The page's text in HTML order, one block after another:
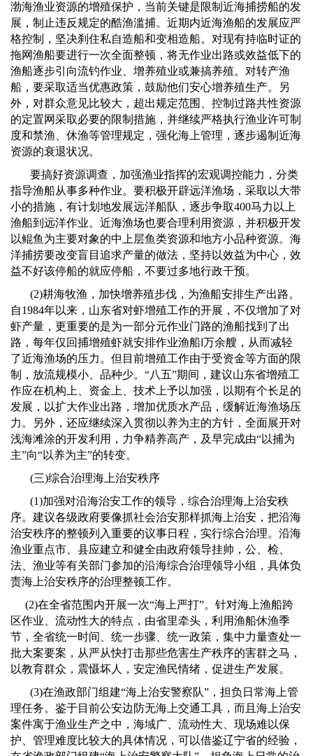
渤海渔业资源的增殖保护，当前关键是限制近海捕捞船的发
展，制止违反规定的酷渔滥捕。近期内近海渔船的发展应严
格控制，坚决刹住私自造船和变相造船。对现有持临时证的
拖网渔船要进行一次全面整顿，将无作业出路或效益低下的
渔船逐步引向流钓作业、增养殖业或兼搞养殖。对转产渔
船，要采取适当优惠政策，鼓励他们安心增养殖生产。另
外，对群众意见比较大，超出规定范围、控制过路共性资源
的定置网采取必要的限制措施，并继续严格执行渔业许可制
度和禁渔、休渔等管理规定，强化海上管理，逐步遏制近海
资源的衰退状况。
要搞好资源调查，加强渔业指挥的宏观调控能力，分类
指导渔船从事多种作业。要积极开辟远洋渔场，采取以大带
小的措施，有计划地发展远洋船队，逐步争取400马力以上
渔船到远洋作业。近海渔场也要合理利用资源，并积极开发
以鲲鱼为主要对象的中上层鱼类资源和地方小品种资源。海
洋捕捞要改变盲目追求产量的做法，坚持以效益为中心，效
益不好该停船的就应停船，不要过多地行政干预。
(2)耕海牧渔，加快增养殖步伐，为渔船安排生产出路。
自1984年以来，山东省对虾增殖工作的开展，不仅增加了对
虾产量，更重要的是为一部分元作业门路的渔船找到了出
路，每年仅回捕增殖虾就安排作业渔船l万余艘，从而减轻
了近海渔场的压力。但目前增殖工作由于受资金等方面的限
制，放流规模小、品种少。 “八五”期间，建议山东省增殖工
作应在机构上、资金上、技术上予以加强，以期有个长足的
发展，以扩大作业出路，增加优质水产品，缓解近海渔场压
力。另外，还应继续深入贯彻以养为主的方针，全面展开对
浅海滩涂的开发利用，力争精养高产，及早完成由“以捕为
主”向“以养为主”的转变。
(三)综合治理海上治安秩序
(1)加强对沿海治安工作的领导，综合治理海上治安秩
序。建议各级政府要像抓社会治安那样抓海上治安，把沿海
治安秩序的整顿列入重要的议事日程，实行综合治理。沿海
渔业重点市、县应建立和健全由政府领导挂帅，公、检、
法、渔业等有关部门参加的沿海综合治理领导小组，具体负
责海上治安秩序的治理整顿工作。
(2)在全省范围内开展一次“海上严打”。针对海上渔船跨
区作业、流动性大的特点，由省里牵头，利用渔船休渔季
节，全省统一时间、统一步骤、统一政策，集中力量查处一
批大案要案，从严从快打击那些危害生产秩序的害群之马，
以教育群众，震慑坏人，安定渔民情绪，促进生产发展。
(3)在渔政部门组建“海上治安警察队” ，担负日常海上管
理任务。鉴于目前公安边防无海上交通工具，而且海上治安
案件寓于渔业生产之中，海域广、流动性大、现场难以保
护、管理难度比较大的具体情况，可以借鉴辽宁省的经验，